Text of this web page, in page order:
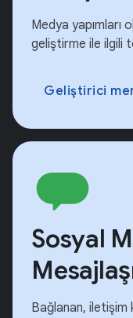
Medya yapımları
geliştirme ile ilgili
Geliştirici
Sosyal
Bağlanan, iletişim